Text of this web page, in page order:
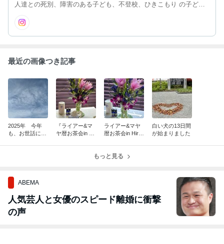
人達との死別、障害のある子ども、不登校、ひきこもり の子ども
切に心理カウンセラー、音楽、好きな事、楽しい事をしていきたい
最近の画像つき記事
2025年 今年
も、お世話にな
『ライアー&マ
ヤ暦お茶会in Hir
ライアー&マヤ
暦お茶会in Hirat
白い犬の13日間
が始まりました
もっと見る
ABEMA
人気芸人と女優のスピード離婚に衝撃
の声